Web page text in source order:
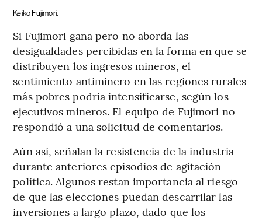
Keiko Fujimori.
Si Fujimori gana pero no aborda las
desigualdades percibidas en la forma en que se
distribuyen los ingresos mineros, el
sentimiento antiminero en las regiones rurales
más pobres podría intensificarse, según los
ejecutivos mineros. El equipo de Fujimori no
respondió a una solicitud de comentarios.
Aún así, señalan la resistencia de la industria
durante anteriores episodios de agitación
política. Algunos restan importancia al riesgo
de que las elecciones puedan descarrilar las
inversiones a largo plazo, dado que los